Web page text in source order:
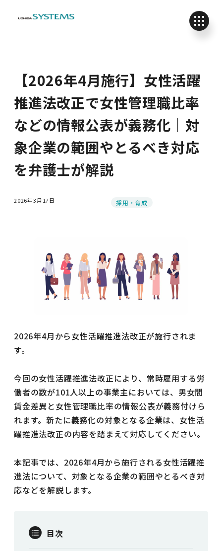
【2026年4月施行】女性活躍
推進法改正で女性管理職比率
などの情報公表が義務化｜対
象企業の範囲やとるべき対応
を弁護士が解説
投稿日
2026年3月17日 カテゴリー
採用・育成
2026年4月から女性活躍推進法改正が施行されま
す。
今回の女性活躍推進法改正により、常時雇用する労
働者の数が101人以上の事業主においては、男女間
賃金差異と女性管理職比率の情報公表が義務付けら
れます。新たに義務化の対象となる企業は、女性活
躍推進法改正の内容を踏まえて対応してください。
本記事では、2026年4月から施行される女性活躍推
進法について、対象となる企業の範囲やとるべき対
応などを解説します。
目次